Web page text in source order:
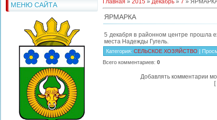
МЕНЮ САЙТА Главная » 2015 » Декабрь » 7 »
ЯРМАРКА
5 декабря в районном центре прошла
места Надежды Гугель.
Категория: СЕЛЬСКОЕ ХОЗЯЙСТВО |
Всего комментариев: 0
Добавлять комментарии
[